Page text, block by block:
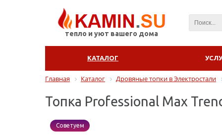
тепло и уют вашего дома
КАТАЛОГ
Главная Каталог Дровяные топки в Электростали
Топка Professional Max
Советуем